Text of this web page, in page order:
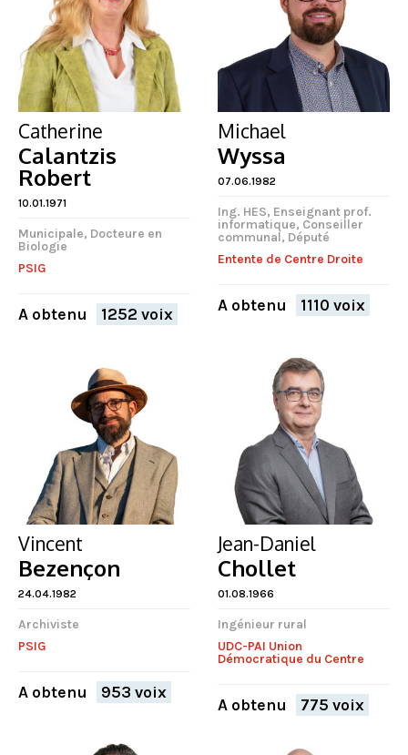
Catherine
Calantzis
Robert
10.01.1971
Municipale, Docteure en
Biologie
PSIG
A obtenu 1252 voix
Michael
Wyssa
07.06.1982
Ing. HES, Enseignant prof.
informatique, Conseiller
communal, Député
Entente de Centre Droite
A obtenu 1110 voix
FERMER
Vincent
Bezençon
24.04.1982
Archiviste
PSIG
A obtenu 953 voix
Jean-Daniel
Chollet
01.08.1966
Ingénieur rural
UDC-PAI Union
Démocratique du Centre
A obtenu 775 voix